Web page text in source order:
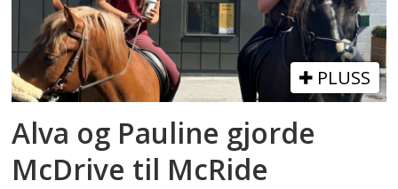
PLUSS
Alva og Pauline gjorde
McDrive til McRide